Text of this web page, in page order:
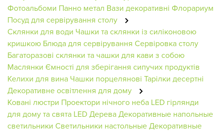
Фотоальбоми Панно метал Вази декоративні Флорариум
Посуд для сервірування столу
Склянки для води Чашки та склянки із силіконовою
кришкою Блюда для сервірування Сервіровка столу
Багаторазові склянки та чашки для кави з собою
Маслянки Ємності для зберігання сипучих продуктів
Келихи для вина Чашки порцелянові Тарілки десертні
Декоративне освітлення для дому
Ковані люстри Проектори нічного неба LED гірлянди
для дому та свята LED ДереваДекоративные напольные
светильники Светильники настольныеДекоративные